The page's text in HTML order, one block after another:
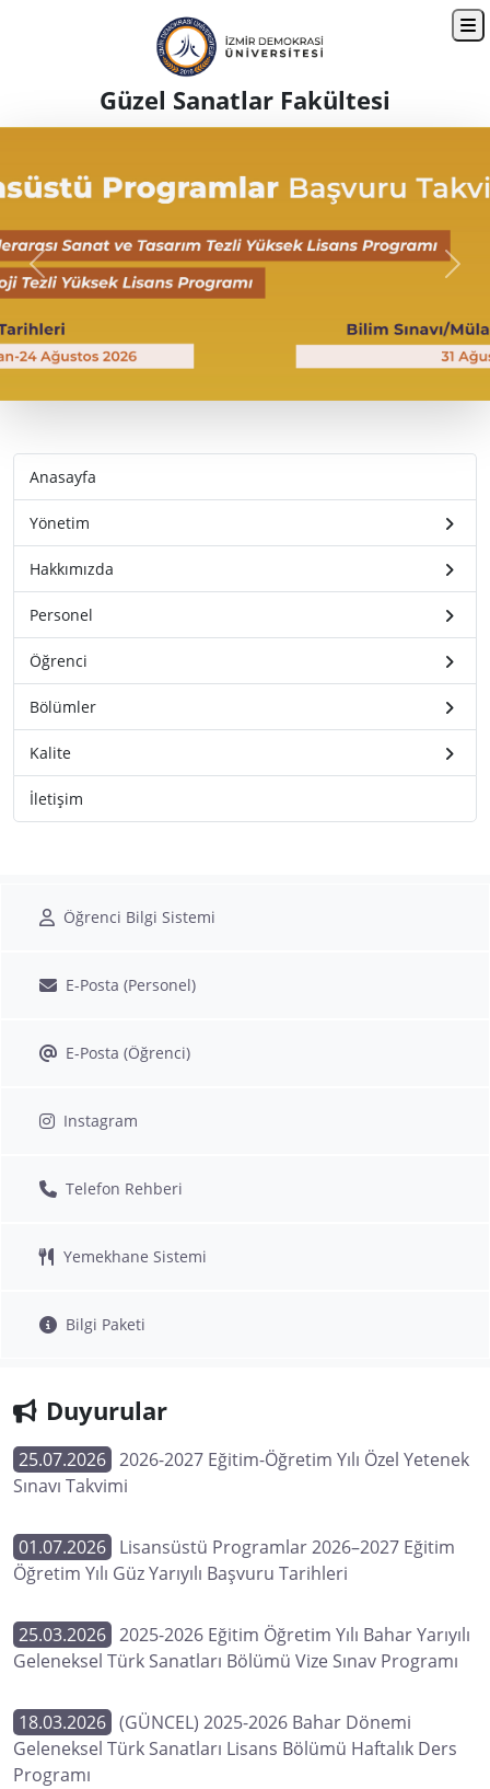
Güzel Sanatlar Fakültesi
Geri İleri
Anasayfa
Yönetim
Hakkımızda
Personel
Öğrenci
Bölümler
Kalite
İletişim
Öğrenci Bilgi Sistemi
E-Posta (Personel)
E-Posta (Öğrenci)
Instagram
Telefon Rehberi
Yemekhane Sistemi
Bilgi Paketi
Duyurular
25.07.2026 2026-2027 Eğitim-Öğretim Yılı Özel Yetenek
Sınavı Takvimi
01.07.2026 Lisansüstü Programlar 2026–2027 Eğitim
Öğretim Yılı Güz Yarıyılı Başvuru Tarihleri
25.03.2026 2025-2026 Eğitim Öğretim Yılı Bahar Yarıyılı
Geleneksel Türk Sanatları Bölümü Vize Sınav Programı
18.03.2026 (GÜNCEL) 2025-2026 Bahar Dönemi
Geleneksel Türk Sanatları Lisans Bölümü Haftalık Ders
Programı